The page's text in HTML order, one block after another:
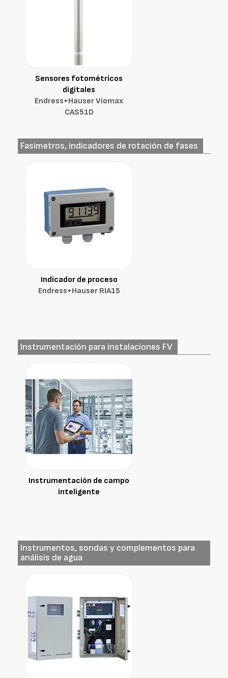
Sensores fotométricos
digitales
Endress+Hauser Viomax
CAS51D
Fasímetros, indicadores de rotación de fases
Indicador de proceso
Endress+Hauser RIA15
Instrumentación para instalaciones FV
Instrumentación de campo
inteligente
Instrumentos, sondas y complementos para
análisis de agua